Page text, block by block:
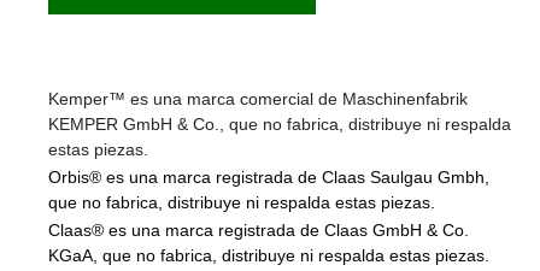
Kemper™ es una marca comercial de Maschinenfabrik
KEMPER GmbH & Co., que no fabrica, distribuye ni respalda
estas piezas.
Orbis® es una marca registrada de Claas Saulgau Gmbh,
que no fabrica, distribuye ni respalda estas piezas.
Claas® es una marca registrada de Claas GmbH & Co.
KGaA, que no fabrica, distribuye ni respalda estas piezas.